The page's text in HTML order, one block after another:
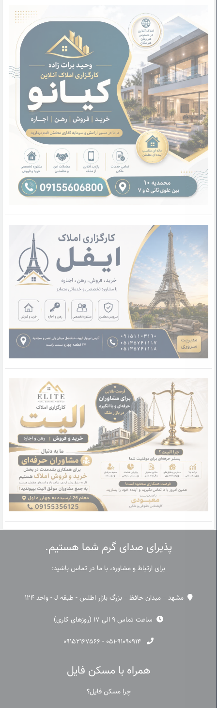
پذیرای صدای گرم شما هستیم.
برای ارتباط و مشاوره، با ما در تماس باشید:
مشهد – میدان حافظ – بزرگ بازار اطلس - طبقه J - واحد 124
ساعت تماس 9 الی 17 (روزهای کاری)
۰۵۱-۹۱۰۹۰۹۱۴ - ۰۹۱۵۲۱۶۷۵۶۶
همراه با مسکن فایل
چرا مسکن فایل؟